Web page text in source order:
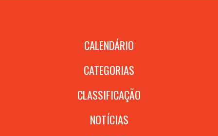
CALENDÁRIO
CATEGORIAS
CLASSIFICAÇÃO
NOTÍCIAS